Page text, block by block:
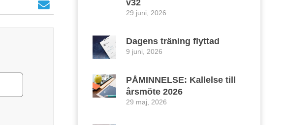
v32
29 juni, 2026
Dagens träning flyttad
9 juni, 2026
PÅMINNELSE: Kallelse till
årsmöte 2026
29 maj, 2026